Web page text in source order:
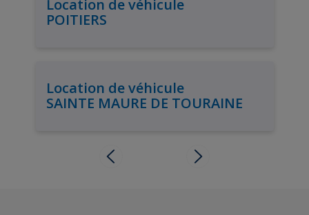
Location de véhicule
POITIERS
Location de véhicule
SAINTE MAURE DE TOURAINE